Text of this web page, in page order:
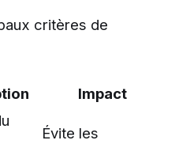
critères de
Impact
Évite les